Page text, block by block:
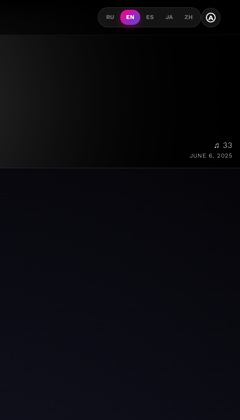
RU EN ES JA ZH A
♫ 33
JUNE 6, 2025